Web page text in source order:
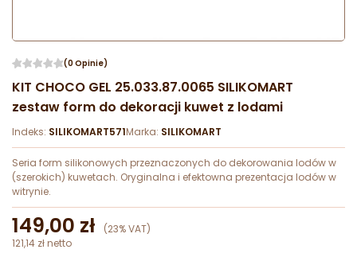
(0 Opinie)
KIT CHOCO GEL 25.033.87.0065 SILIKOMART
zestaw form do dekoracji kuwet z lodami
Indeks: SILIKOMART571Marka: SILIKOMART
Seria form silikonowych przeznaczonych do dekorowania lodów w
(szerokich) kuwetach. Oryginalna i efektowna prezentacja lodów w
witrynie.
149,00 zł
(23% VAT)
121,14 zł netto